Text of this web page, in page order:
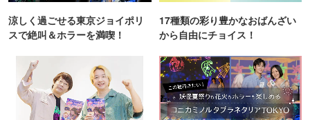
涼しく過ごせる東京ジョイポリ
スで絶叫＆ホラーを満喫！
17種類の彩り豊かなおばんざい
から自由にチョイス！